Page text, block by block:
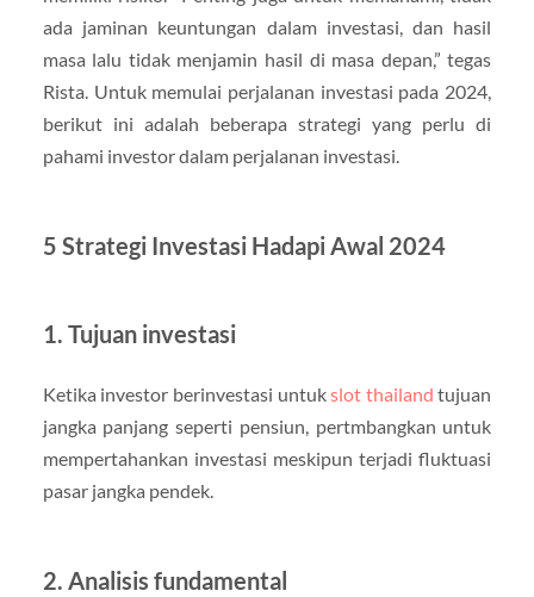
ada jaminan keuntungan dalam investasi, dan hasil
masa lalu tidak menjamin hasil di masa depan,” tegas
Rista. Untuk memulai perjalanan investasi pada 2024,
berikut ini adalah beberapa strategi yang perlu di
pahami investor dalam perjalanan investasi.
5 Strategi Investasi Hadapi Awal 2024
1. Tujuan investasi
Ketika investor berinvestasi untukslot thailand tujuan
jangka panjang seperti pensiun, pertmbangkan untuk
mempertahankan investasi meskipun terjadi fluktuasi
pasar jangka pendek.
2. Analisis fundamental